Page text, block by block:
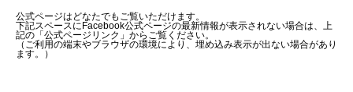
公式ページはどなたでもご覧いただけます。
下記スペースにFacebook公式ページの最新情報が表示されない場合は、上
記の「公式ページリンク」からご覧ください。
（ご利用の端末やブラウザの環境により、埋め込み表示が出ない場合があり
ます。）